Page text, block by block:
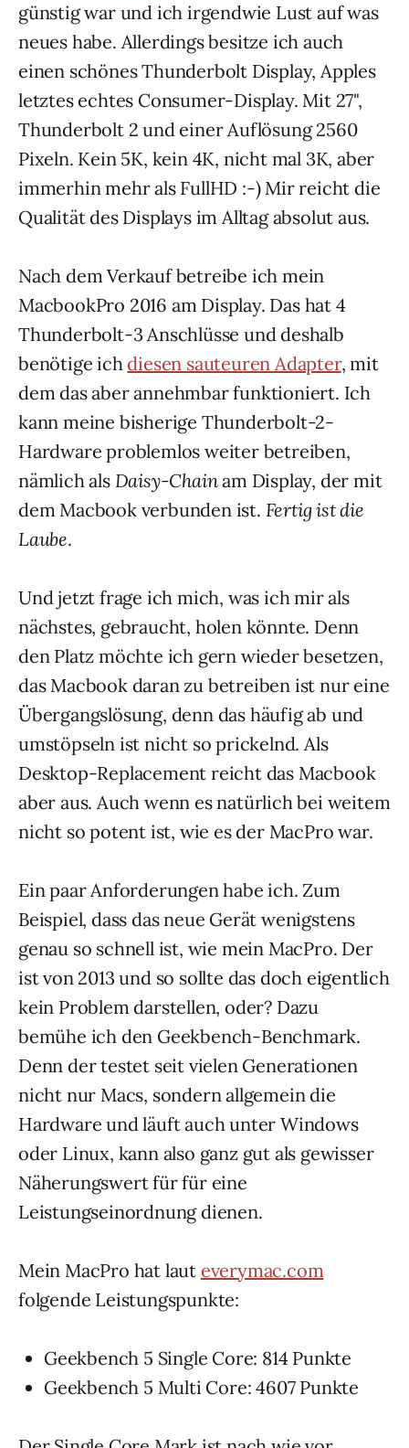
günstig war und ich irgendwie Lust auf was
neues habe. Allerdings besitze ich auch
einen schönes Thunderbolt Display, Apples
letztes echtes Consumer-Display. Mit 27",
Thunderbolt 2 und einer Auflösung 2560
Pixeln. Kein 5K, kein 4K, nicht mal 3K, aber
immerhin mehr als FullHD :-) Mir reicht die
Qualität des Displays im Alltag absolut aus.
Nach dem Verkauf betreibe ich mein
MacbookPro 2016 am Display. Das hat 4
Thunderbolt-3 Anschlüsse und deshalb
benötige ichdiesen sauteuren Adapter, mit
dem das aber annehmbar funktioniert. Ich
kann meine bisherige Thunderbolt-2-
Hardware problemlos weiter betreiben,
nämlich als Daisy-Chainam Display, der mit
dem Macbook verbunden ist. Fertig ist die
Laube.
Und jetzt frage ich mich, was ich mir als
nächstes, gebraucht, holen könnte. Denn
den Platz möchte ich gern wieder besetzen,
das Macbook daran zu betreiben ist nur eine
Übergangslösung, denn das häufig ab und
umstöpseln ist nicht so prickelnd. Als
Desktop-Replacement reicht das Macbook
aber aus. Auch wenn es natürlich bei weitem
nicht so potent ist, wie es der MacPro war.
Ein paar Anforderungen habe ich. Zum
Beispiel, dass das neue Gerät wenigstens
genau so schnell ist, wie mein MacPro. Der
ist von 2013 und so sollte das doch eigentlich
kein Problem darstellen, oder? Dazu
bemühe ich den Geekbench-Benchmark.
Denn der testet seit vielen Generationen
nicht nur Macs, sondern allgemein die
Hardware und läuft auch unter Windows
oder Linux, kann also ganz gut als gewisser
Näherungswert für für eine
Leistungseinordnung dienen.
Mein MacPro hat laut everymac.com
folgende Leistungspunkte:
Geekbench 5 Single Core: 814 Punkte
Geekbench 5 Multi Core: 4607 Punkte